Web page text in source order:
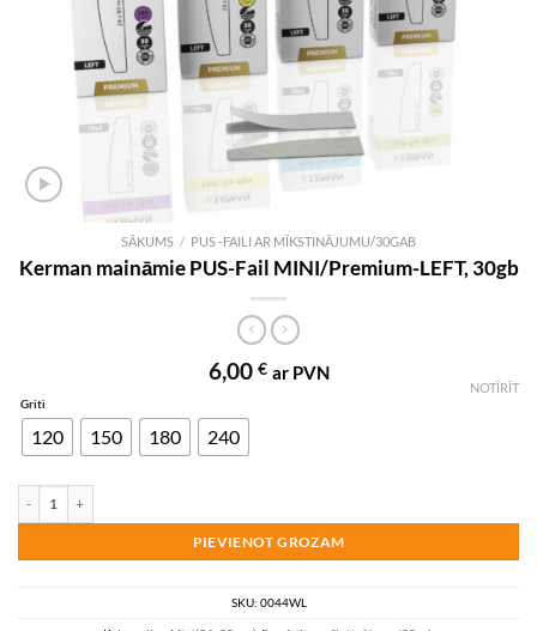
SĀKUMS / PUS -FAILI AR MĪKSTINĀJUMU/30GAB
Kerman maināmie PUS-Fail MINI/Premium-LEFT, 30gb
6,00 € ar PVN
Griti
120 150 180 240
NOTĪRĪT
PIEVIENOT GROZAM
SKU: 0044WL